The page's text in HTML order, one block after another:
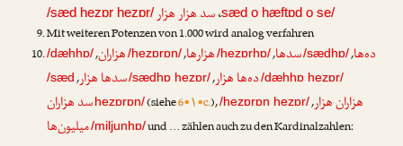
sæd o hæftɒd o se/،سد هزار هزار/sæd hezɒr hezɒr/
Mit weiteren Potenzen von 1.000 wird analog verfahren
/dæhhɒ/ ده‌ها,
/sædhɒ/سدها,
/hezɒrhɒ/ هزارها,
/hezɒrɒn/ هزاران,
/dæhhɒ hezɒr/ده‌ها هزار,
/sædhɒ hezɒr/سدها هزار,
/sæd
hezɒrɒn/سد هزاران (siehe6•۱•c.),/hezɒrɒn hezɒr/ هزاران هزار,
/miljunhɒ/میلیون‌ها und … zählen auch zu den Kardinalzahlen: